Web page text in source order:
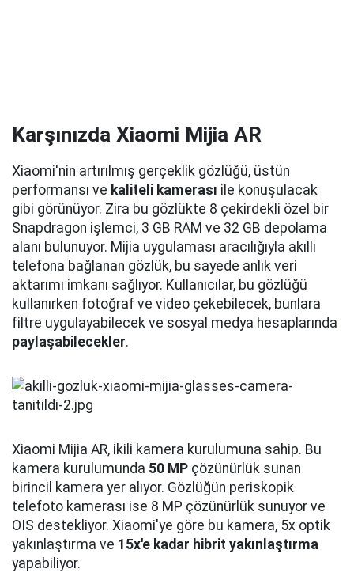
Karşınızda Xiaomi Mijia AR
Xiaomi'nin artırılmış gerçeklik gözlüğü, üstün
performansı ve kaliteli kamerası ile konuşulacak
gibi görünüyor. Zira bu gözlükte 8 çekirdekli özel bir
Snapdragon işlemci, 3 GB RAM ve 32 GB depolama
alanı bulunuyor. Mijia uygulaması aracılığıyla akıllı
telefona bağlanan gözlük, bu sayede anlık veri
aktarımı imkanı sağlıyor. Kullanıcılar, bu gözlüğü
kullanırken fotoğraf ve video çekebilecek, bunlara
filtre uygulayabilecek ve sosyal medya hesaplarında
paylaşabilecekler.
Xiaomi Mijia AR, ikili kamera kurulumuna sahip. Bu
kamera kurulumunda 50 MP çözünürlük sunan
birincil kamera yer alıyor. Gözlüğün periskopik
telefoto kamerası ise 8 MP çözünürlük sunuyor ve
OIS destekliyor. Xiaomi'ye göre bu kamera, 5x optik
yakınlaştırma ve 15x'e kadar hibrit yakınlaştırma
yapabiliyor.